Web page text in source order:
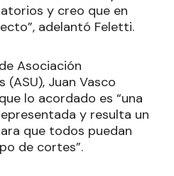
y creo que en
adelantó Feletti.
Asociación
(ASU), Juan Vasco
lo acordado es “una
y resulta un
que todos puedan
de cortes”.